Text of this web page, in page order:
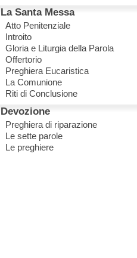
La Santa Messa
Atto Penitenziale
Introito
Gloria e Liturgia della Parola
Offertorio
Preghiera Eucaristica
La Comunione
Riti di Conclusione
Devozione
Preghiera di riparazione
Le sette parole
Le preghiere